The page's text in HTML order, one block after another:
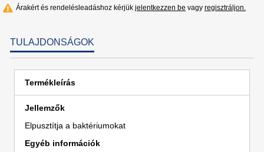
Árakért és rendelésleadáshoz kérjük jelentkezzen be vagy regisztráljon.
TULAJDONSÁGOK
Termékleírás
Jellemzők
Elpusztítja a baktériumokat
Egyéb információk